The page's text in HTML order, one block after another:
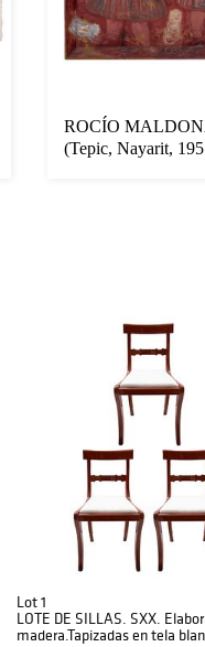
ROCÍO
(Tepic, Nayarit,
Lot 1
LOTE DE SILLAS. SXX.
madera.Tapizadas en tela